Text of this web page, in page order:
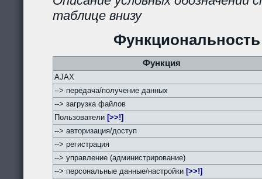
таблице внизу
Функция
AJAX
--> передача/получение данных
--> загрузка файлов
Пользователи [>>!]
--> авторизация/доступ
--> регистрация
--> управление (администрирование)
--> персональные данные/настройки [>>!]